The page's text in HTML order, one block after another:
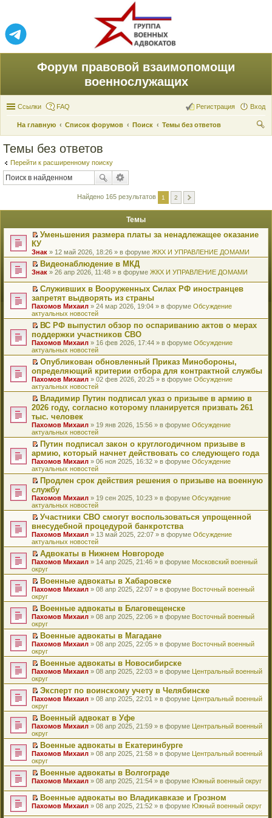
Форум правовой взаимопомощи
военнослужащих
Ссылки FAQ Вход
Регистрация
На главную Список форумов Поиск
Темы без ответов
Темы без ответов
Перейти к расширенному поиску
Найдено 165 результатов 1 2
Темы
П
е
р
е
й
и
к
п
е
р
в
о
м
у
н
е
п
р
о
ч
и
т
а
н
н
о
м
у
с
о
о
б
щ
е
н
и
ю
Уменьшения размера платы за ненадлежащее оказание
КУ
Знак » 12 май 2026, 18:26 » в форуме ЖКХ И УПРАВЛЕНИЕ ДОМАМИ
П
р
е
й
т
и
к
п
е
р
в
о
м
у
н
е
п
р
о
ч
и
т
а
н
н
о
м
у
с
о
о
б
щ
е
н
и
ю
Видеонаблюдение в МКД
Знак » 26 апр 2026, 11:48 » в форуме ЖКХ И УПРАВЛЕНИЕ ДОМАМИ
П
е
р
е
й
т
и
к
п
е
р
в
о
м
у
н
е
п
р
о
ч
и
т
а
н
н
о
м
у
с
о
о
б
щ
е
н
и
ю
Служивших в Вооруженных Силах РФ иностранцев
запретят выдворять из страны
Пахомов Михаил » 24 мар 2026, 19:04 » в форуме Обсуждение
актуальных новостей
П
е
р
е
й
т
и
к
п
е
р
в
о
м
у
н
е
п
р
о
ч
и
т
а
н
н
о
м
у
с
о
о
б
щ
е
н
и
ю
ВС РФ выпустил обзор по оспариванию актов о мерах
поддержки участников СВО
Пахомов Михаил » 16 фев 2026, 17:44 » в форуме Обсуждение
актуальных новостей
П
е
р
е
й
т
и
к
п
е
р
в
о
м
у
н
е
п
р
о
ч
и
т
а
н
н
о
м
у
с
о
о
б
щ
е
н
и
ю
Опубликован обновленный Приказ Минобороны,
определяющий критерии отбора для контрактной службы
Пахомов Михаил » 02 фев 2026, 20:25 » в форуме Обсуждение
актуальных новостей
П
е
р
е
й
т
и
к
п
е
р
в
о
м
у
н
е
п
р
о
ч
и
т
а
н
н
о
м
у
с
о
о
б
щ
е
н
и
ю
Владимир Путин подписал указ о призыве в армию в
2026 году, согласно которому планируется призвать 261
тыс. человек
Пахомов Михаил » 19 янв 2026, 15:56 » в форуме Обсуждение
актуальных новостей
П
е
р
е
й
т
и
к
п
е
р
в
о
м
у
н
е
п
р
о
ч
и
т
а
н
н
о
м
у
с
о
о
б
щ
е
н
и
ю
Путин подписал закон о круглогодичном призыве в
армию, который начнет действовать со следующего года
Пахомов Михаил » 06 ноя 2025, 16:32 » в форуме Обсуждение
актуальных новостей
П
е
р
е
й
т
и
к
п
е
р
в
о
м
у
н
е
п
р
о
ч
и
т
а
н
н
о
м
у
с
о
о
б
щ
е
н
и
ю
Продлен срок действия решения о призыве на военную
службу
Пахомов Михаил » 19 сен 2025, 10:23 » в форуме Обсуждение
актуальных новостей
П
е
р
е
й
т
и
к
п
е
р
в
о
м
у
н
е
п
р
о
ч
и
т
а
н
н
о
м
у
с
о
о
б
щ
е
н
ю
Участники СВО смогут воспользоваться упрощенной
внесудебной процедурой банкротства
Пахомов Михаил » 13 май 2025, 22:07 » в форуме Обсуждение
актуальных новостей
П
е
р
е
й
т
и
к
п
е
р
в
о
м
у
н
е
п
р
о
ч
и
т
а
н
н
о
м
у
с
о
б
щ
е
н
Адвокаты в Нижнем Новгороде
Пахомов Михаил » 14 апр 2025, 21:46 » в форуме Московский военный
округ
П
е
р
е
й
т
и
к
п
е
р
в
о
м
у
н
е
п
р
о
ч
и
т
а
н
н
о
м
у
с
о
Военные адвокаты в Хабаровске
Пахомов Михаил » 08 апр 2025, 22:07 » в форуме Восточный военный
округ
П
е
р
е
й
т
и
к
п
е
р
в
о
м
у
н
е
п
р
о
ч
и
т
а
н
н
о
Военные адвокаты в Благовещенске
Пахомов Михаил » 08 апр 2025, 22:06 » в форуме Восточный военный
округ
П
е
р
е
й
т
и
к
п
е
р
в
о
м
у
н
е
п
р
о
и
т
а
Военные адвокаты в Магадане
Пахомов Михаил » 08 апр 2025, 22:05 » в форуме Восточный военный
округ
П
е
р
е
й
т
и
к
п
е
р
в
о
м
у
н
п
р
о
ч
Военные адвокаты в Новосибирске
Пахомов Михаил » 08 апр 2025, 22:03 » в форуме Центральный военный
округ
П
е
р
е
й
т
и
к
п
е
р
в
о
м
у
н
Эксперт по воинскому учету в Челябинске
Пахомов Михаил » 08 апр 2025, 22:01 » в форуме Центральный военный
округ
П
е
р
е
й
т
и
к
п
е
р
в
Военный адвокат в Уфе
Пахомов Михаил » 08 апр 2025, 21:59 » в форуме Центральный военный
округ
П
е
р
е
й
и
к
п
Военные адвокаты в Екатеринбурге
Пахомов Михаил » 08 апр 2025, 21:58 » в форуме Центральный военный
округ
П
р
е
й
т
Военные адвокаты в Волгограде
Пахомов Михаил » 08 апр 2025, 21:54 » в форуме Южный военный округ
П
Военные адвокаты во Владикавказе и Грозном
Пахомов Михаил » 08 апр 2025, 21:52 » в форуме Южный военный округ